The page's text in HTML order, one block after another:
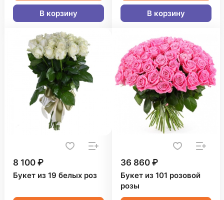
В корзину В корзину
8 100 ₽
Букет из 19 белых роз
36 860 ₽
Букет из 101 розовой
розы